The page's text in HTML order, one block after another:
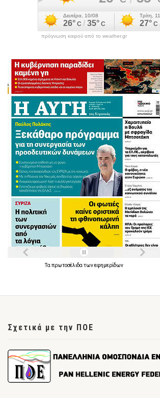
πρόγνωση καιρού από το weather.gr
Τα πρωτοσέλιδα τωνεφημερίδων
Σχετικά με την ΠΟΕ